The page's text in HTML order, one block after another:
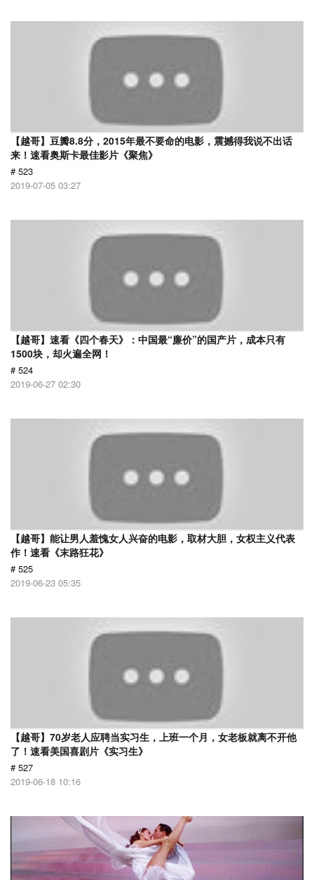
【越哥】豆瓣8.8分，2015年最不要命的电影，震撼得我说不出话
来！速看奥斯卡最佳影片《聚焦》
# 523
2019-07-05 03:27
【越哥】速看《四个春天》：中国最“廉价”的国产片，成本只有
1500块，却火遍全网！
# 524
2019-06-27 02:30
【越哥】能让男人羞愧女人兴奋的电影，取材大胆，女权主义代表
作！速看《末路狂花》
# 525
2019-06-23 05:35
【越哥】70岁老人应聘当实习生，上班一个月，女老板就离不开他
了！速看美国喜剧片《实习生》
# 527
2019-06-18 10:16